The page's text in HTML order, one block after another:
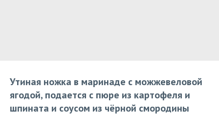
Утиная ножка в маринаде с можжевеловой
ягодой, подается с пюре из картофеля и
шпината и соусом из чёрной смородины